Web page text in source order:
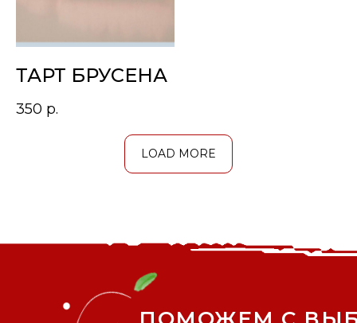
ТАРТ БРУСЕНА
350 р.
LOAD MORE